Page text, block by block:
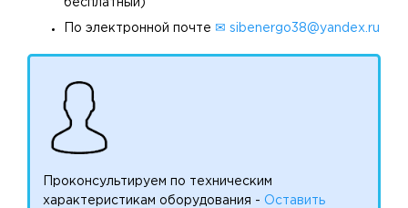
бесплатный)
По электронной почте ✉ sibenergo38@yandex.ru
Проконсультируем по техническим
характеристикам оборудования - Оставить